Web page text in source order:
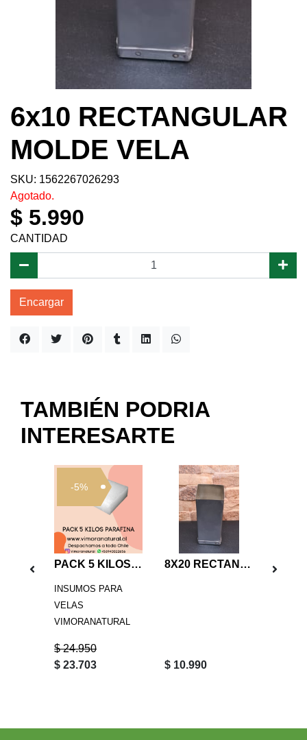
6x10 RECTANGULAR
MOLDE VELA
SKU: 1562267026293
Agotado.
$ 5.990
CANTIDAD
Encargar
TAMBIÉN PODRIA
INTERESARTE
PACK 10 UNIDADES PABILO ENCERADO CON OJALILLO 20 CM
-5%
PACK 5 KILOS PARAFINA
INSUMOS PARA
VELAS
VIMORANATURAL
$ 24.950
$ 23.703
8X20 RECTANGULAR MOLDE VELA
$ 10.990